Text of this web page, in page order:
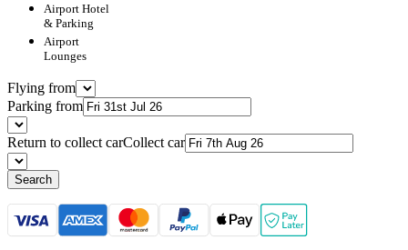
Airport Hotel
& Parking
Airport
Lounges
Flying from
Parking from
Return to collect carCollect car
Search